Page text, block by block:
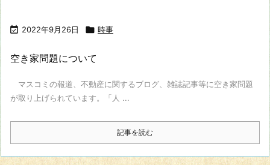
 2022年9月26日  時事
空き家問題について
マスコミの報道、不動産に関するブログ、雑誌記事等に空き家問題
が取り上げられています。「人 ...
記事を読む